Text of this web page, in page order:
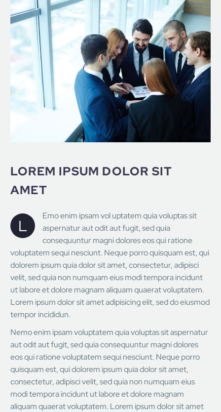
LOREM IPSUM DOLOR SIT
AMET
L
Emo enim ipsam vol uptatem quia voluptas sit
aspernatur aut odit aut fugit, sed quia
consequuntur magni dolores eos qui ratione
voluptatem sequi nesciunt. Neque porro quisquam est, qui
dolorem ipsum quia dolor sit amet, consectetur, adipisci
velit, sed quia non numquam eius modi tempora incidunt
ut labore et dolore magnam aliquam quaerat voluptatem.
Lorem ipsum dolor sit amet adipisicing elit, sed do eiusmod
tempor incididun.
Nemo enim ipsam voluptatem quia voluptas sit aspernatur
aut odit aut fugit, sed quia consequuntur magni dolores
eos qui ratione voluptatem sequi nesciunt. Neque porro
quisquam est, qui dolorem ipsum quia dolor sit amet,
consectetur, adipisci velit, sed quia non numquam eius
modi tempora incidunt ut labore et dolore magnam
aliquam quaerat voluptatem. Lorem ipsum dolor sit amet